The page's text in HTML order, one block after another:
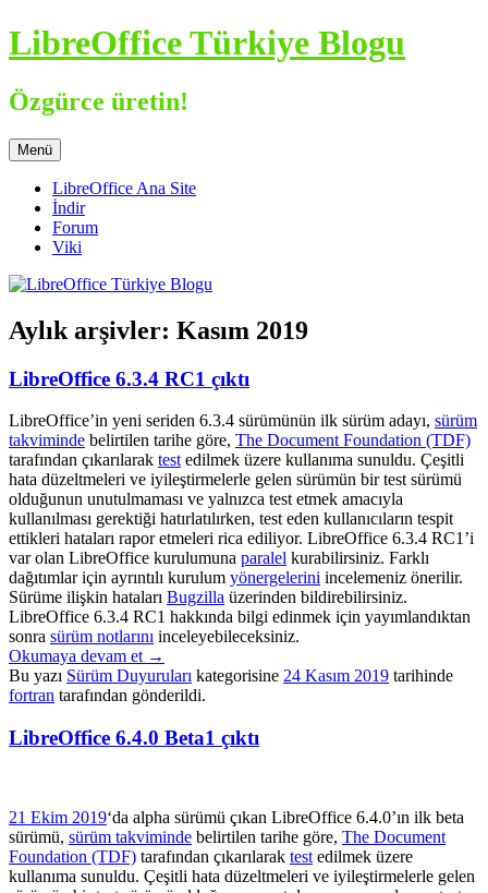
İçeriğe
atla
LibreOffice Türkiye Blogu
Özgürce üretin!
Menü
LibreOffice Ana Site
İndir
Forum
Viki
Aylık arşivler: Kasım 2019
LibreOffice 6.3.4 RC1 çıktı
LibreOffice’in yeni seriden 6.3.4 sürümünün ilk sürüm adayı, sürüm
takviminde belirtilen tarihe göre, The Document Foundation (TDF)
tarafından çıkarılarak test edilmek üzere kullanıma sunuldu. Çeşitli
hata düzeltmeleri ve iyileştirmelerle gelen sürümün bir test sürümü
olduğunun unutulmaması ve yalnızca test etmek amacıyla
kullanılması gerektiği hatırlatılırken, test eden kullanıcıların tespit
ettikleri hataları rapor etmeleri rica ediliyor. LibreOffice 6.3.4 RC1’i
var olan LibreOffice kurulumuna paralel kurabilirsiniz. Farklı
dağıtımlar için ayrıntılı kurulum yönergelerini incelemeniz önerilir.
Sürüme ilişkin hataları Bugzilla üzerinden bildirebilirsiniz.
LibreOffice 6.3.4 RC1 hakkında bilgi edinmek için yayımlandıktan
sonra sürüm notlarını inceleyebileceksiniz.
Okumaya devam et →
Bu yazı Sürüm Duyuruları kategorisine 24 Kasım 2019 tarihinde
fortran tarafından gönderildi.
LibreOffice 6.4.0 Beta1 çıktı
21 Ekim 2019‘da alpha sürümü çıkan LibreOffice 6.4.0’ın ilk beta
sürümü, sürüm takviminde belirtilen tarihe göre, The Document
Foundation (TDF) tarafından çıkarılarak test edilmek üzere
kullanıma sunuldu. Çeşitli hata düzeltmeleri ve iyileştirmelerle gelen